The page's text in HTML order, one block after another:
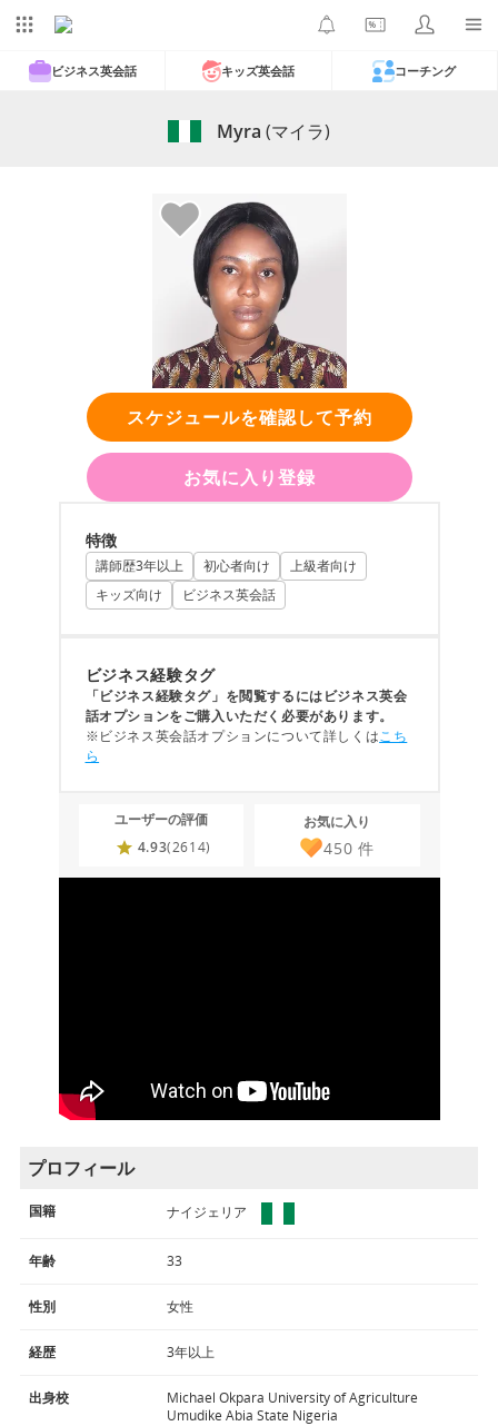
ビジネス英会話 キッズ英会話 コーチング
Myra (マイラ)
スケジュールを確認して予約
お気に入り登録
特徴
講師歴3年以上 初心者向け
上級者向け
キッズ向け
ビジネス英会話
ビジネス経験タグ
「ビジネス経験タグ」を閲覧するにはビジネス英会
話オプションをご購入いただく必要があります。
※ビジネス英会話オプションについて詳しくはこち
ら
ユーザーの評価
4.93(2614)
お気に入り
450 件
プロフィール
国籍 ナイジェリア
年齢 33
性別 女性
経歴 3年以上
出身校
Michael Okpara University of Agriculture
Umudike Abia State Nigeria